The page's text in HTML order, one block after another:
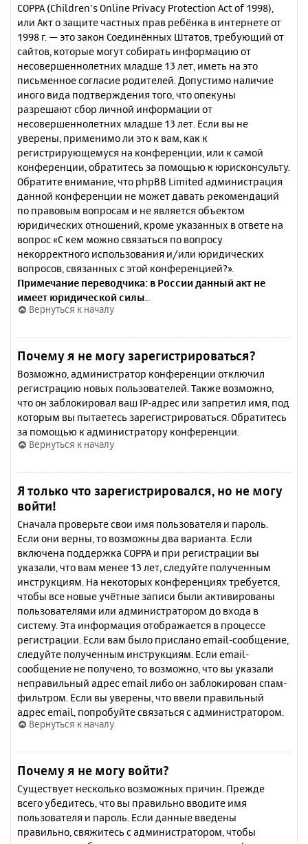
COPPA (Children’s Online Privacy Protection Act of 1998),
или Акт о защите частных прав ребёнка в интернете от
1998 г. — это закон Соединённых Штатов, требующий от
сайтов, которые могут собирать информацию от
несовершеннолетних младше 13 лет, иметь на это
письменное согласие родителей. Допустимо наличие
иного вида подтверждения того, что опекуны
разрешают сбор личной информации от
несовершеннолетних младше 13 лет. Если вы не
уверены, применимо ли это к вам, как к
регистрирующемуся на конференции, или к самой
конференции, обратитесь за помощью к юрисконсульту.
Обратите внимание, что phpBB Limited администрация
данной конференции не может давать рекомендаций
по правовым вопросам и не является объектом
юридических отношений, кроме указанных в ответе на
вопрос «С кем можно связаться по вопросу
некорректного использования и/или юридических
вопросов, связанных с этой конференцией?».
Примечание переводчика: в России данный акт не
имеет юридической силы.
Вернуться к началу
Почему я не могу зарегистрироваться?
Возможно, администратор конференции отключил
регистрацию новых пользователей. Также возможно,
что он заблокировал ваш IP-адрес или запретил имя, под
которым вы пытаетесь зарегистрироваться. Обратитесь
за помощью к администратору конференции.
Вернуться к началу
Я только что зарегистрировался, но не могу
войти!
Сначала проверьте свои имя пользователя и пароль.
Если они верны, то возможны два варианта. Если
включена поддержка COPPA и при регистрации вы
указали, что вам менее 13 лет, следуйте полученным
инструкциям. На некоторых конференциях требуется,
чтобы все новые учётные записи были активированы
пользователями или администратором до входа в
систему. Эта информация отображается в процессе
регистрации. Если вам было прислано email-сообщение,
следуйте полученным инструкциям. Если email-
сообщение не получено, то возможно, что вы указали
неправильный адрес email либо он заблокирован спам-
фильтром. Если вы уверены, что ввели правильный
адрес email, попробуйте связаться с администратором.
Вернуться к началу
Почему я не могу войти?
Существует несколько возможных причин. Прежде
всего убедитесь, что вы правильно вводите имя
пользователя и пароль. Если данные введены
правильно, свяжитесь с администратором, чтобы